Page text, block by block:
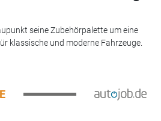
seine Zubehörpalette um eine
klassische und moderne Fahrzeuge.